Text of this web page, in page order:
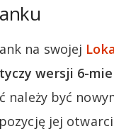
na swojej
wersji 6-
należy być
jej